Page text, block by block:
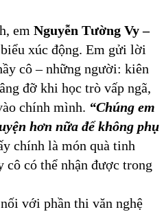
em Nguyễn Tường Vy –
xúc động. Em gửi lời
cô – những người: kiên
đỡ khi học trò vấp ngã,
chính mình. “Chúng em
hơn nữa để không phụ
chính là món quà tinh
cô có thể nhận được trong
với phần thi văn nghệ